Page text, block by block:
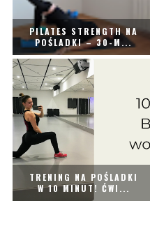
PILATES STRENGTH NA
POŚLADKI – 30-M...
TRENING NA POŚLADKI
W 10 MINUT! ĆWI...